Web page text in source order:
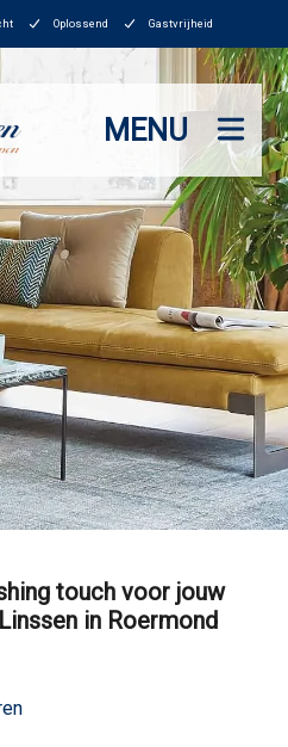
Oplossend Gastvrijheid
MENU
touch voor jouw
in Roermond